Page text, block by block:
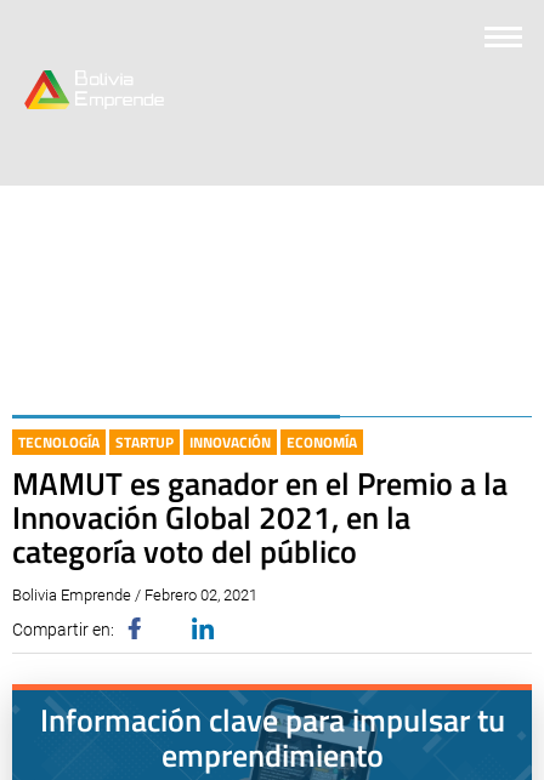
TECNOLOGÍA STARTUP INNOVACIÓN ECONOMÍA
MAMUT es ganador en el Premio a la
Innovación Global 2021, en la
categoría voto del público
Bolivia Emprende / Febrero 02, 2021
Compartir en:
Información clave para impulsar tu
emprendimiento